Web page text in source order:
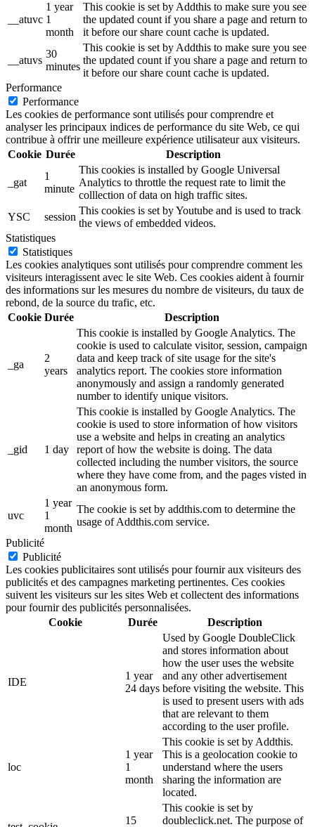
__atuvc
1 year
1
month
This cookie is set by Addthis to make sure you see
the updated count if you share a page and return to
it before our share count cache is updated.
__atuvs
30
minutes
This cookie is set by Addthis to make sure you see
the updated count if you share a page and return to
it before our share count cache is updated.
Performance
Performance
Les cookies de performance sont utilisés pour comprendre et
analyser les principaux indices de performance du site Web, ce qui
contribue à offrir une meilleure expérience utilisateur aux visiteurs.
Cookie Durée Description
_gat
1
minute
This cookies is installed by Google Universal
Analytics to throttle the request rate to limit the
colllection of data on high traffic sites.
YSC
session
This cookies is set by Youtube and is used to track
the views of embedded videos.
Statistiques
Statistiques
Les cookies analytiques sont utilisés pour comprendre comment les
visiteurs interagissent avec le site Web. Ces cookies aident à fournir
des informations sur les mesures du nombre de visiteurs, du taux de
rebond, de la source du trafic, etc.
Cookie Durée Description
_ga
2
years
This cookie is installed by Google Analytics. The
cookie is used to calculate visitor, session, campaign
data and keep track of site usage for the site's
analytics report. The cookies store information
anonymously and assign a randomly generated
number to identify unique visitors.
_gid 1 day
This cookie is installed by Google Analytics. The
cookie is used to store information of how visitors
use a website and helps in creating an analytics
report of how the website is doing. The data
collected including the number visitors, the source
where they have come from, and the pages visted in
an anonymous form.
uvc
1 year
1
month
The cookie is set by addthis.com to determine the
usage of Addthis.com service.
Publicité
Publicité
Les cookies publicitaires sont utilisés pour fournir aux visiteurs des
publicités et des campagnes marketing pertinentes. Ces cookies
suivent les visiteurs sur les sites Web et collectent des informations
pour fournir des publicités personnalisées.
Cookie
Durée Description
IDE
1 year
24 days
Used by Google DoubleClick
and stores information about
how the user uses the website
and any other advertisement
before visiting the website. This
is used to present users with ads
that are relevant to them
according to the user profile.
loc
1 year
1
month
This cookie is set by Addthis.
This is a geolocation cookie to
understand where the users
sharing the information are
located.
15
This cookie is set by
doubleclick.net. The purpose of